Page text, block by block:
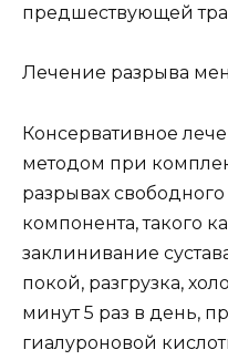
предшествующей
Лечение разрыва
Консервативное
методом при
разрывах
компонента, такого
заклинивание
покой, разгрузка,
минут 5 раз в день,
гиалуроновой